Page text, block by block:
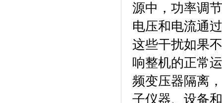
源中，功率调
电压和电流通
这些干扰如果
响整机的正常
频变压器隔离
子仪器、设备